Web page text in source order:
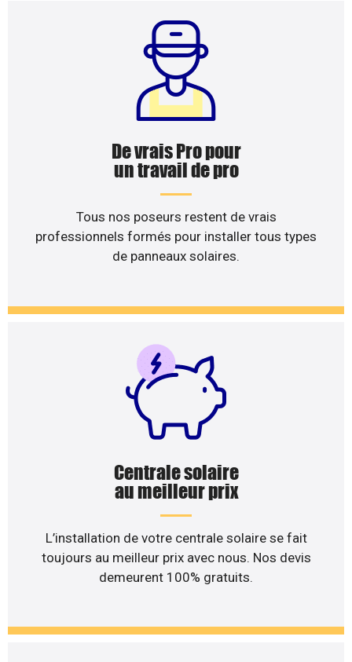
De vrais Pro pour
un travail de pro
Tous nos poseurs restent de vrais
professionnels formés pour installer tous types
de panneaux solaires.
Centrale solaire
au meilleur prix
L’installation de votre centrale solaire se fait
toujours au meilleur prix avec nous. Nos devis
demeurent 100% gratuits.